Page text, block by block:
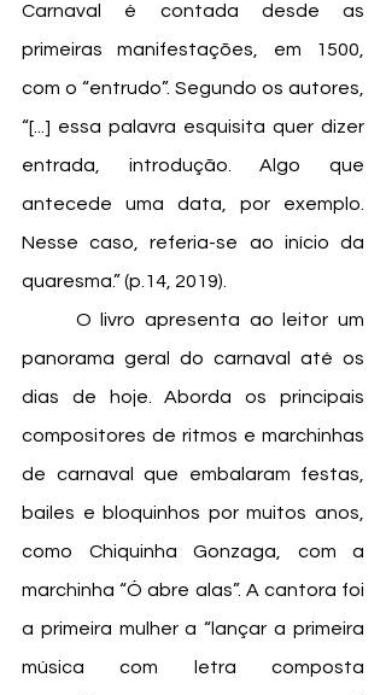
Carnaval é contada desde as
primeiras manifestações, em 1500,
com o “entrudo”. Segundo os autores,
“[...] essa palavra esquisita quer dizer
entrada, introdução. Algo que
antecede uma data, por exemplo.
Nesse caso, referia-se ao início da
quaresma.” (p.14, 2019).
panorama geral do carnaval até os
dias de hoje. Aborda os principais
compositores de ritmos e marchinhas
de carnaval que embalaram festas,
bailes e bloquinhos por muitos anos,
como Chiquinha Gonzaga, com a
marchinha “Ó abre alas”. A cantora foi
a primeira mulher a “lançar a primeira
música com letra composta